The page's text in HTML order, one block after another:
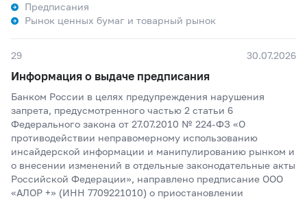
Предписания
Рынок ценных бумаг и товарный рынок
29 30.07.2026
Информация о выдаче предписания
Банком России в целях предупреждения нарушения
запрета, предусмотренного частью 2 статьи 6
Федерального закона от 27.07.2010 № 224-ФЗ «О
противодействии неправомерному использованию
инсайдерской информации и манипулированию рынком и
о внесении изменений в отдельные законодательные акты
Российской Федерации», направлено предписание ООО
«АЛОР +» (ИНН 7709221010) о приостановлении